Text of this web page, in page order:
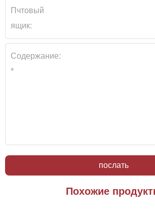
Пчтовый
ящик:
Содержание:
*
послать
Похожие